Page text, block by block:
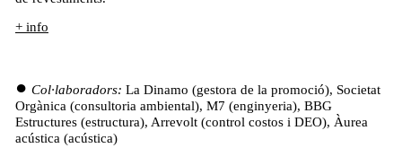
+ info
Col·laboradors: La Dinamo (gestora de la promoció), Societat
Orgànica (consultoria ambiental), M7 (enginyeria), BBG
Estructures (estructura), Arrevolt (control costos i DEO), Àurea
acústica (acústica)